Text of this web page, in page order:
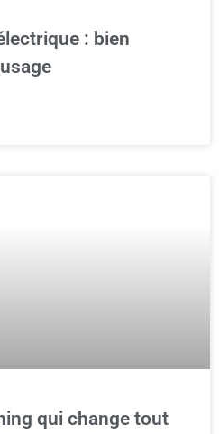
: bien
qui change tout